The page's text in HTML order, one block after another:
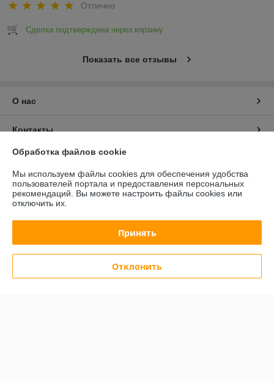
Отлично
Сделка подтверждена через корзину
Показать все отзывы
О нас
Контакты
Доставка и оплата
График работы
Политика обработки cookies
Обработка файлов cookie
Мы используем файлы cookies для обеспечения удобства
пользователей портала и предоставления персональных
рекомендаций. Вы можете настроить файлы cookies или
отключить их.
Принять
Отклонить